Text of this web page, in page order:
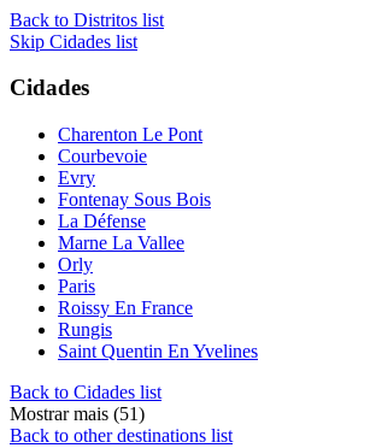
Back to Distritos list
Skip Cidades list
Cidades
Charenton Le Pont
Courbevoie
Evry
Fontenay Sous Bois
La Défense
Marne La Vallee
Orly
Paris
Roissy En France
Rungis
Saint Quentin En Yvelines
Back to Cidades list
Mostrar mais (51)
Back to other destinations list